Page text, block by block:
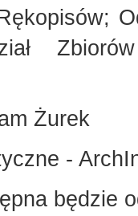
Żurek
-
będzie